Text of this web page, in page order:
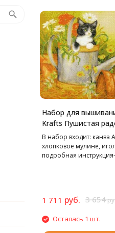
Набор для
Krafts Пушистая
36х28 см
В набор входит: канва
хлопковое мулине,
подробная
1 711 руб. 3 654
Осталась 1 шт.